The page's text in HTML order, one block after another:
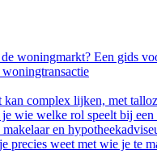
woningmarkt? Een gids
woningtransactie
complex lijken, met
je wie welke rol speelt bij
en
precies weet met wie je te